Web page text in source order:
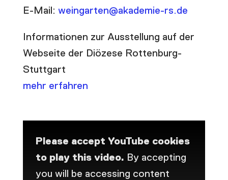
E-Mail: weingarten@akademie-rs.de
Informationen zur Ausstellung auf der
Webseite der Diözese Rottenburg-
Stuttgart
mehr erfahren
Please accept YouTube cookies
to play this video. By accepting
you will be accessing content